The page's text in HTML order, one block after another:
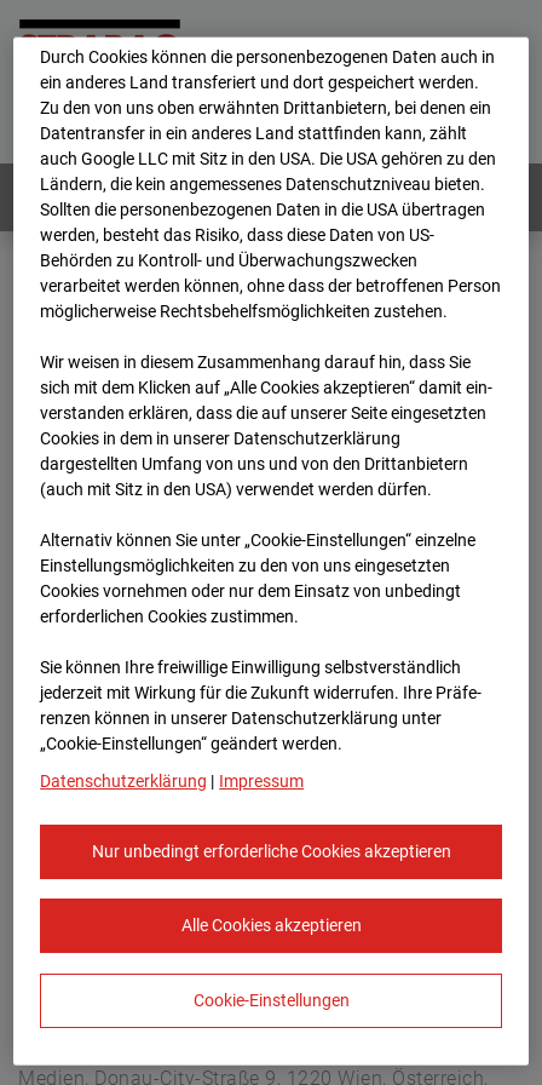
Home E-Mail Impressum
Login
Deutsch / English
Webcams: Alle Länder
Home
Deutschland
BC-162 - Strabag - BV-H3ö
Archiv
2025
10
04 08:05
BC-162 - Strabag - BV-
H3ö
Buchholzerstraße 102, 30655 Hannover
Zur Übersicht
Europe/Berlin
Medien, Donau-City-Straße 9, 1220 Wien, Österreich,
Durch Cookies können die personenbezogenen Daten auch in
ein anderes Land transferiert und dort gespeichert werden.
Zu den von uns oben erwähnten Drittanbietern, bei denen ein
Datentransfer in ein anderes Land stattfinden kann, zählt
auch Google LLC mit Sitz in den USA. Die USA gehören zu den
Ländern, die kein angemessenes Datenschutzniveau bieten.
Sollten die personenbezogenen Daten in die USA übertragen
werden, besteht das Risiko, dass diese Daten von US-
Behörden zu Kontroll- und Überwachungszwecken
verarbeitet werden können, ohne dass der betroffenen Person
möglicherweise Rechtsbehelfsmöglichkeiten zustehen.
Wir weisen in diesem Zusammenhang darauf hin, dass Sie
sich mit dem Klicken auf „Alle Cookies akzeptieren“ damit ein­
ver­standen erklären, dass die auf unserer Seite eingesetzten
Cookies in dem in unserer Datenschutzerklärung
dargestellten Umfang von uns und von den Drittanbietern
(auch mit Sitz in den USA) verwendet werden dürfen.
Alternativ können Sie unter „Cookie-Einstellungen“ einzelne
Einstellungsmöglichkeiten zu den von uns eingesetzten
Cookies vornehmen oder nur dem Einsatz von unbedingt
erforderlichen Cookies zustimmen.
Sie können Ihre freiwillige Einwilligung selbstverständlich
jederzeit mit Wirkung für die Zukunft widerrufen. Ihre Prä­fe­
renzen können in unserer Datenschutzerklärung unter
„Cookie-Einstellungen“ geändert werden.
Datenschutzerklärung | Impressum
Nur unbedingt erforderliche Cookies akzeptieren
Alle Cookies akzeptieren
Cookie-Einstellungen